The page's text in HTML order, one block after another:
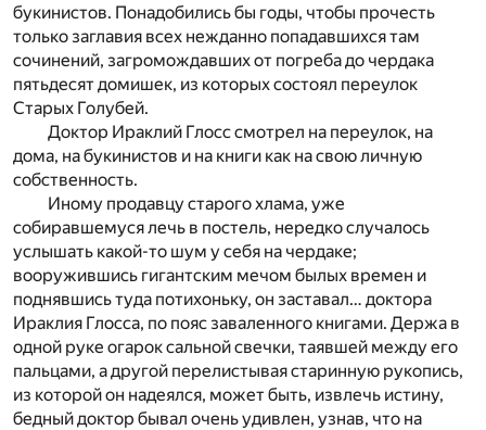
букинистов. Понадобились бы годы, чтобы прочесть
только заглавия всех нежданно попадавшихся там
сочинений, загромождавших от погреба до чердака
пятьдесят домишек, из которых состоял переулок
Старых Голубей.
Доктор Ираклий Глосс смотрел на переулок, на
дома, на букинистов и на книги как на свою личную
собственность.
Иному продавцу старого хлама, уже
собиравшемуся лечь в постель, нередко случалось
услышать какой-то шум у себя на чердаке;
вооружившись гигантским мечом былых времен и
поднявшись туда потихоньку, он заставал… доктора
Ираклия Глосса, по пояс заваленного книгами. Держа в
одной руке огарок сальной свечки, таявшей между его
пальцами, а другой перелистывая старинную рукопись,
из которой он надеялся, может быть, извлечь истину,
бедный доктор бывал очень удивлен, узнав, что на